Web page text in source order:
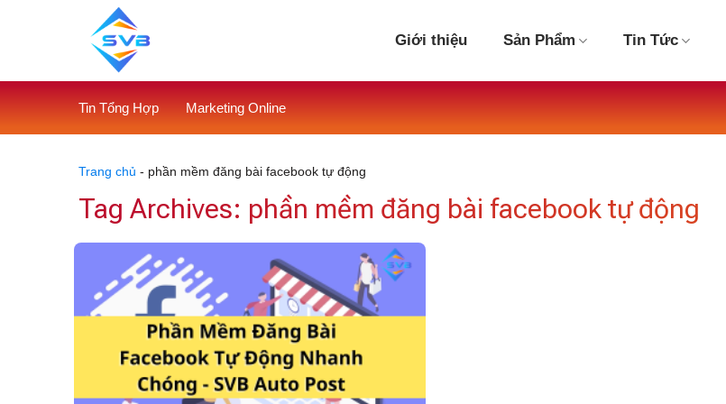
Giới thiệu Sản Phẩm Tin Tức
Tin Tổng Hợp Marketing Online
Trang chủ - phần mềm đăng bài facebook tự động
Tag Archives: phần mềm đăng bài facebook tự động